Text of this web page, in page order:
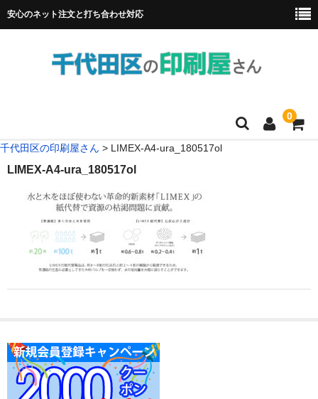
安心のネット注文と打ち合わせ対応
0
フルカラー冊子印刷
チラシ
名刺
お問い合わせ
千代田区の印刷屋さん > LIMEX-A4-ura_180517ol
LIMEX-A4-ura_180517ol